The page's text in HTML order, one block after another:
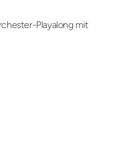
Playalong mit